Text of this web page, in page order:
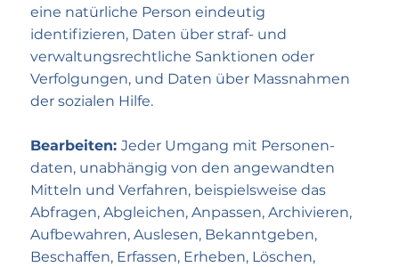
eine natürliche Person eindeutig
identifizieren, Daten über straf- und
verwaltungs­rechtliche Sanktionen oder
Verfolgungen, und Daten über Mass­nahmen
der sozialen Hilfe.
Bearbeiten:Jeder Umgang mit Personen­
daten, unabhängig von den angewandten
Mitteln und Verfahren, beispielsweise das
Abfragen, Abgleichen, Anpassen, Archivieren,
Aufbewahren, Auslesen, Bekannt­geben,
Beschaffen, Erfassen, Erheben, Löschen,